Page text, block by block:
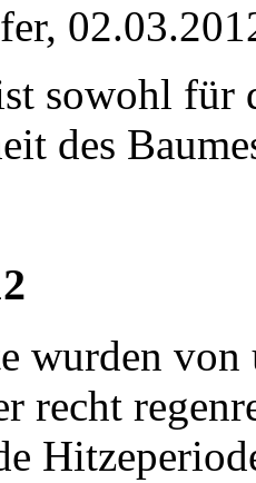
sowohl für
des
wurden von
recht